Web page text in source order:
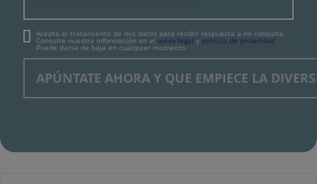
Acepto el tratamiento de mis datos para recibir respuesta a mi consulta.
Consulte nuestra información en el aviso legal y política de privacidad
Puede darse de baja en cualquier momento.